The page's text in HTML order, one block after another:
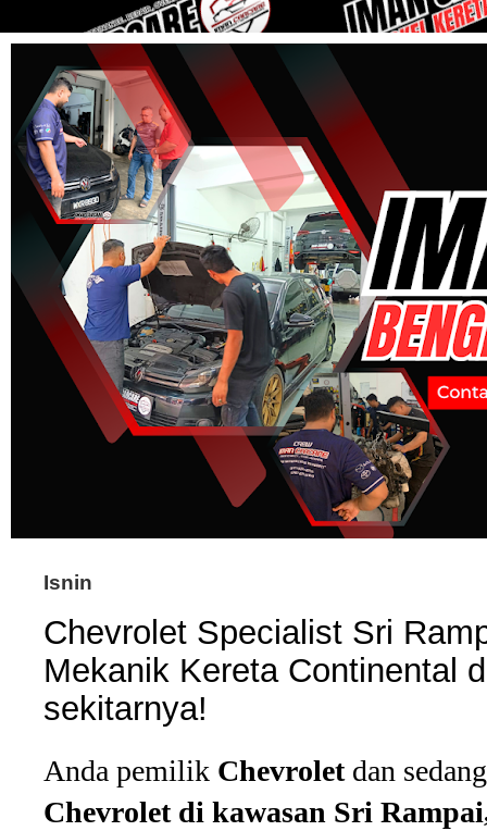
Isnin
Chevrolet Specialist Sri
Mekanik Kereta Continental
sekitarnya!
Anda pemilik Chevroletdan
Chevrolet di kawasan Sri